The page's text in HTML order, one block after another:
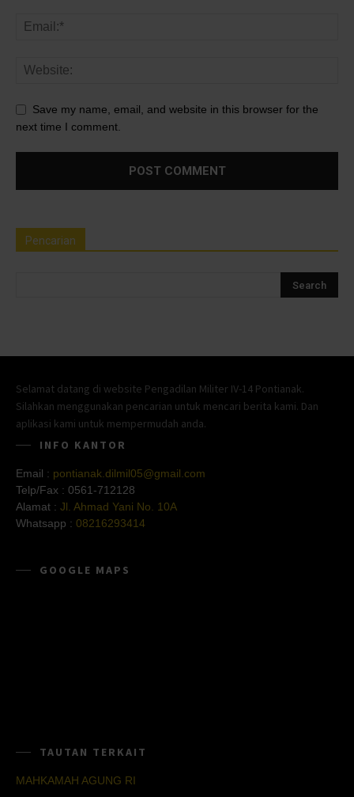
Save my name, email, and website in this browser for the
next time I comment.
Pencarian
Selamat datang di website Pengadilan Militer IV-14 Pontianak.
Silahkan menggunakan pencarian untuk mencari berita kami. Dan
aplikasi kami untuk mempermudah anda.
INFO KANTOR
Email : pontianak.dilmil05@gmail.com
Telp/Fax : 0561-712128
Alamat : Jl. Ahmad Yani No. 10A
Whatsapp : 08216293414
GOOGLE MAPS
TAUTAN TERKAIT
MAHKAMAH AGUNG RI